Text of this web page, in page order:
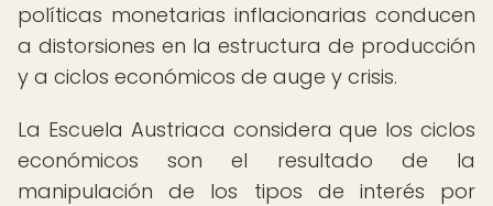
políticas monetarias inflacionarias conducen
a distorsiones en la estructura de producción
y a ciclos económicos de auge y crisis.
La Escuela Austriaca considera que los ciclos
económicos son el resultado de la
manipulación de los tipos de interés por